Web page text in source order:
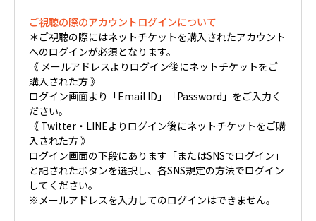
ご視聴の際のアカウントログインについて
＊ご視聴の際にはネットチケットを購入されたアカウント
へのログインが必須となります。
《 メールアドレスよりログイン後にネットチケットをご
購入された方 》
ログイン画面より「Email ID」「Password」をご入力く
ださい。
《 Twitter・LINEよりログイン後にネットチケットをご購
入された方 》
ログイン画面の下段にあります「またはSNSでログイン」
と記されたボタンを選択し、各SNS規定の方法でログイン
してください。
※メールアドレスを入力してのログインはできません。